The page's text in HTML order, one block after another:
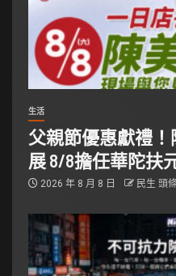
生活
父親節優惠獻禮
展 8/8擔任華陀扶
2026 年 8 月 8 日 民生 頭